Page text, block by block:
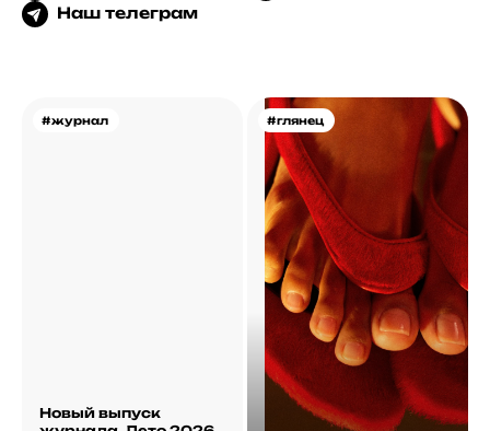
Наш телеграм
#журнал
Новый выпуск
#глянец